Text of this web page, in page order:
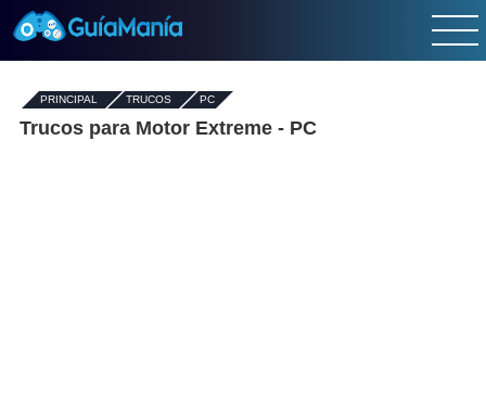
PRINCIPAL - TRUCOS- PC
Trucos para Motor Extreme - PC